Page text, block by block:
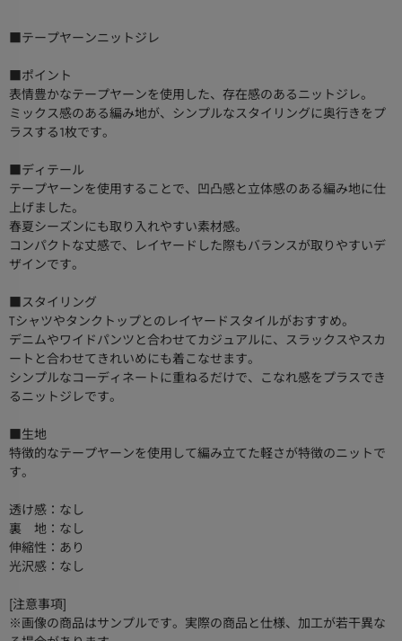
■テープヤーンニットジレ
■ポイント
表情豊かなテープヤーンを使用した、存在感のあるニットジレ。
ミックス感のある編み地が、シンプルなスタイリングに奥行きをプ
ラスする1枚です。
■ディテール
テープヤーンを使用することで、凹凸感と立体感のある編み地に仕
上げました。
春夏シーズンにも取り入れやすい素材感。
コンパクトな丈感で、レイヤードした際もバランスが取りやすいデ
ザインです。
■スタイリング
Tシャツやタンクトップとのレイヤードスタイルがおすすめ。
デニムやワイドパンツと合わせてカジュアルに、スラックスやスカ
ートと合わせてきれいめにも着こなせます。
シンプルなコーディネートに重ねるだけで、こなれ感をプラスでき
るニットジレです。
■生地
特徴的なテープヤーンを使用して編み立てた軽さが特徴のニットで
す。
透け感：なし
裏 地：なし
伸縮性：あり
光沢感：なし
[注意事項]
※画像の商品はサンプルです。実際の商品と仕様、加工が若干異な